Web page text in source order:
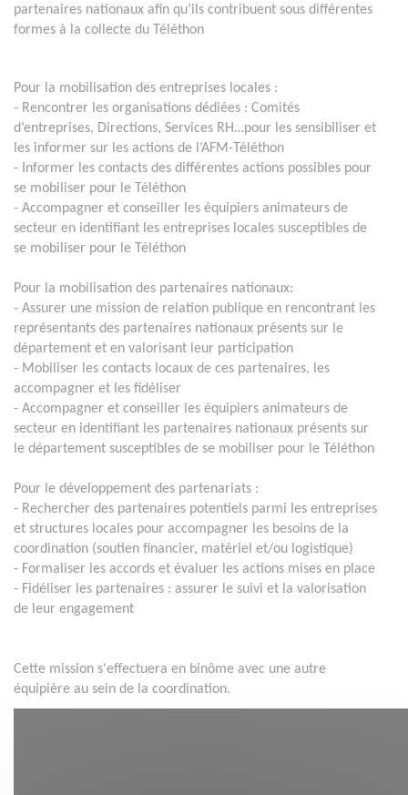
partenaires nationaux afin qu’ils contribuent sous différentes
formes à la collecte du Téléthon
Pour la mobilisation des entreprises locales :
- Rencontrer les organisations dédiées : Comités
d’entreprises, Directions, Services RH…pour les sensibiliser et
les informer sur les actions de l’AFM-Téléthon
- Informer les contacts des différentes actions possibles pour
se mobiliser pour le Téléthon
- Accompagner et conseiller les équipiers animateurs de
secteur en identifiant les entreprises locales susceptibles de
se mobiliser pour le Téléthon
Pour la mobilisation des partenaires nationaux:
- Assurer une mission de relation publique en rencontrant les
représentants des partenaires nationaux présents sur le
département et en valorisant leur participation
- Mobiliser les contacts locaux de ces partenaires, les
accompagner et les fidéliser
- Accompagner et conseiller les équipiers animateurs de
secteur en identifiant les partenaires nationaux présents sur
le département susceptibles de se mobiliser pour le Téléthon
Pour le développement des partenariats :
- Rechercher des partenaires potentiels parmi les entreprises
et structures locales pour accompagner les besoins de la
coordination (soutien financier, matériel et/ou logistique)
- Formaliser les accords et évaluer les actions mises en place
- Fidéliser les partenaires : assurer le suivi et la valorisation
de leur engagement
Cette mission s'effectuera en binôme avec une autre
équipière au sein de la coordination.